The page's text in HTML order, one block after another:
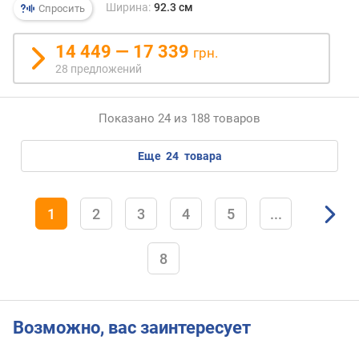
н
г
о
п
л
н
в
с
Спросить
Ширина: 92.3 см
14 449 — 17 339 грн.
28 предложений
Показано 24 из 188 товаров
еще 24 товара
1 2 3 4 5 ...
8
Возможно, вас заинтересует